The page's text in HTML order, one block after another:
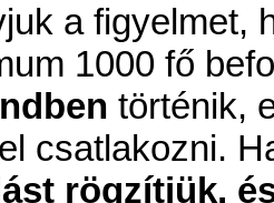
a figyelmet,
1000 fő
történik,
csatlakozni.
rögzítjük,